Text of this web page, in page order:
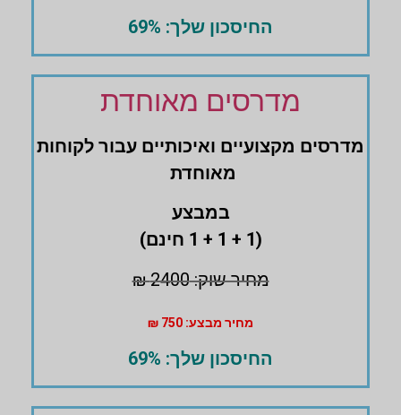
החיסכון שלך: 69%
מדרסים מאוחדת
מדרסים ‏מקצועיים ואיכותיים עבור לקוחות
מאוחדת
במבצע
(1 + 1 + 1 חינם)
מחיר שוק: 2400 ₪
מחיר מבצע: 750 ₪
החיסכון שלך: 69%